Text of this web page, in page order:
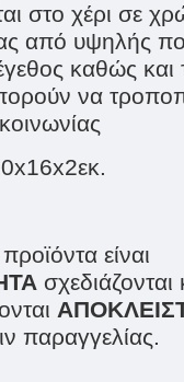
στο χέρι σε
από υψηλής
καθώς και
να
είναι
σχεδιάζονται
παραγγελίας.